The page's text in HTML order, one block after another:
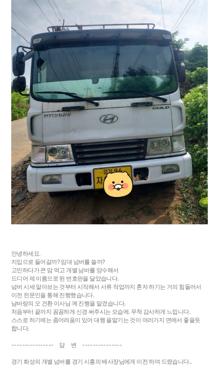
안녕하세요.
지입으로 들어갈까? 임대 넘버를 쓸까?
고민하다가 큰 맘 먹고 개별 남바를 양수해서
드디어 제 이름으로 된 번호판을 달았습니다.
넘버 시세 알아보는 것부터 시작해서 서류 작업까지 혼자 하기는 거의 힘들어서
이전 전문인을 통해 진행했습니다.
남바랑의 오 건환 이사님 께 진행을 맡겼습니다.
처음부터 끝까지 꼼꼼하게 신경 써주시는 모습에. 무척 감사하게 느낍니다.
스스로 하기에는 좀어려움이 있어 대행 을맡기는 것이 여러가지 면에서 좋을듯
합니다.
---------------- 답 변 ---------------
경기 화성의 개별 넘버를 경기 시흥의 배사장님에게 이전 하여 드렸습니다..